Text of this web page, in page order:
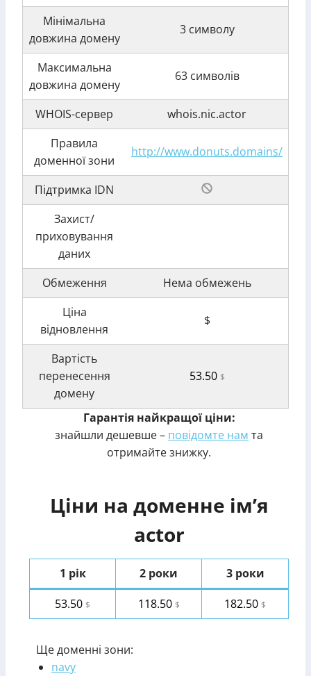
Мінімальна
довжина домену
3 символу
Максимальна
довжина домену
63 символів
WHOIS-сервер
whois.nic.actor
Правила
доменної зони
http://www.donuts.domains/
Підтримка IDN
Захист/
приховування
даних
Обмеження
Нема обмежень
Ціна
відновлення
$
Вартість
перенесення
домену
53.50 $
Гарантія найкращої ціни:
знайшли дешевше – повідомте нам та
отримайте знижку.
Ціни на доменне ім’я
actor
1 рік 2 роки
3 роки
53.50 $ 118.50 $ 182.50 $
Ще доменні зони:
navy